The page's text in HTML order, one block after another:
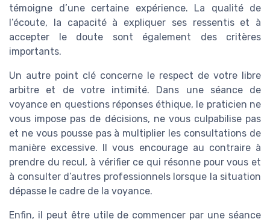
témoigne d’une certaine expérience. La qualité de
l’écoute, la capacité à expliquer ses ressentis et à
accepter le doute sont également des critères
importants.
Un autre point clé concerne le respect de votre libre
arbitre et de votre intimité. Dans une séance de
voyance en questions réponses éthique, le praticien ne
vous impose pas de décisions, ne vous culpabilise pas
et ne vous pousse pas à multiplier les consultations de
manière excessive. Il vous encourage au contraire à
prendre du recul, à vérifier ce qui résonne pour vous et
à consulter d’autres professionnels lorsque la situation
dépasse le cadre de la voyance.
Enfin, il peut être utile de commencer par une séance